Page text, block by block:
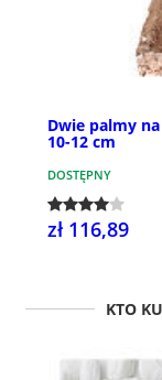
Dwie palmy
10-12 cm
DOSTĘPNY
zł 116,89
KTO